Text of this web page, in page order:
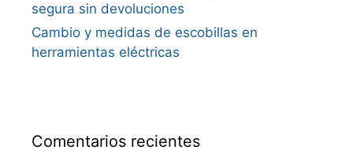
segura sin devoluciones
Cambio y medidas de escobillas en
herramientas eléctricas
Comentarios recientes